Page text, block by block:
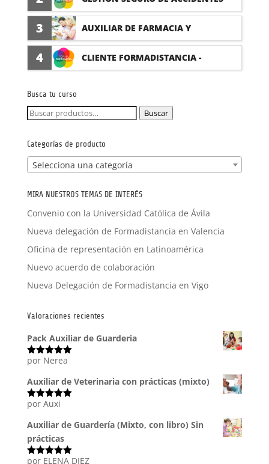
(PRÁCTICAS FORMATIVAS)
3 AUXILIAR DE FARMACIA Y
PARAFARMACIA CON PRÁCTICAS
4 CLIENTE FORMADISTANCIA -
Busca tu curso
Buscar
Buscar
Categorías de producto
Selecciona una categoría
MIRA NUESTROS TEMAS DE INTERÉS
Convenio con la Universidad Católica de Ávila
Nueva delegación de Formadistancia en Valencia
Oficina de representación en Latinoamérica
Nuevo acuerdo de colaboración
Nueva Delegación de Formadistancia en Vigo
Valoraciones recientes
Pack Auxiliar de Guarderia
Valorado
por Nerea
Auxiliar de Veterinaria con prácticas (mixto)
Valorado
por Auxi
Auxiliar de Guardería (Mixto, con libro) Sin
prácticas
por ELENA DIEZ